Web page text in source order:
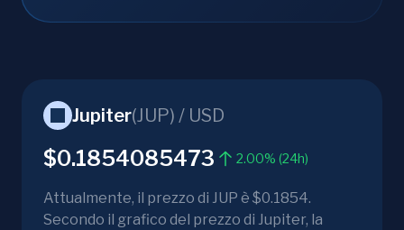
Jupiter(JUP) / USD
$0.1854085473 2.00% (24h)
Attualmente, il prezzo di JUP è $0.1854.
Secondo il grafico del prezzo di Jupiter, la